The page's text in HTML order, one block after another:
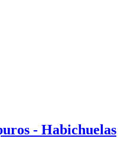
- Habichuelas